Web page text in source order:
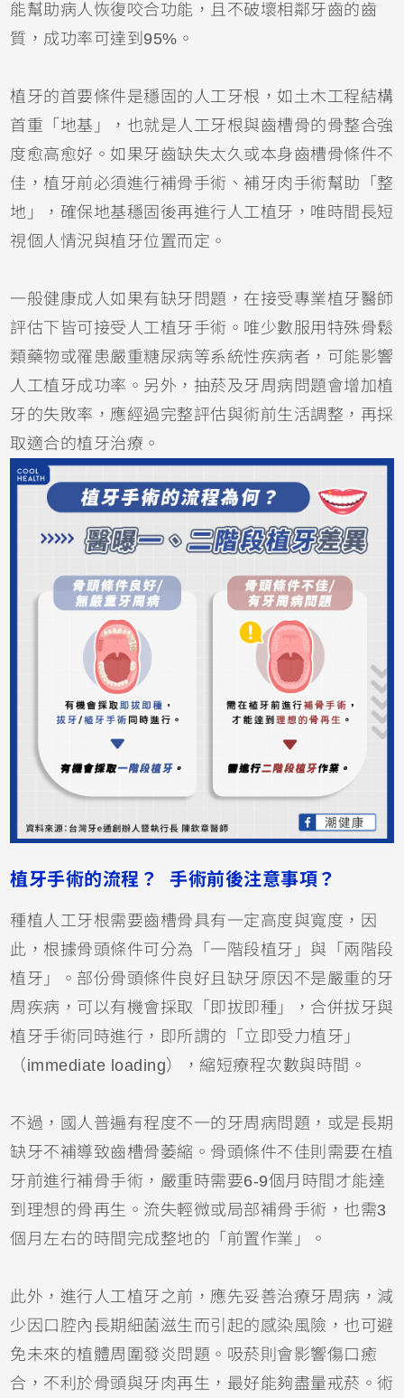
能幫助病人恢復咬合功能，且不破壞相鄰牙齒的齒
質，成功率可達到95%。
植牙的首要條件是穩固的人工牙根，如土木工程結構
首重「地基」，也就是人工牙根與齒槽骨的骨整合強
度愈高愈好。如果牙齒缺失太久或本身齒槽骨條件不
佳，植牙前必須進行補骨手術、補牙肉手術幫助「整
地」，確保地基穩固後再進行人工植牙，唯時間長短
視個人情況與植牙位置而定。
一般健康成人如果有缺牙問題，在接受專業植牙醫師
評估下皆可接受人工植牙手術。唯少數服用特殊骨鬆
類藥物或罹患嚴重糖尿病等系統性疾病者，可能影響
人工植牙成功率。另外，抽菸及牙周病問題會增加植
牙的失敗率，應經過完整評估與術前生活調整，再採
取適合的植牙治療。
植牙手術的流程？ 手術前後注意事項？
種植人工牙根需要齒槽骨具有一定高度與寬度，因
此，根據骨頭條件可分為「一階段植牙」與「兩階段
植牙」。部份骨頭條件良好且缺牙原因不是嚴重的牙
周疾病，可以有機會採取「即拔即種」，合併拔牙與
植牙手術同時進行，即所謂的「立即受力植牙」
（immediate loading），縮短療程次數與時間。
不過，國人普遍有程度不一的牙周病問題，或是長期
缺牙不補導致齒槽骨萎縮。骨頭條件不佳則需要在植
牙前進行補骨手術，嚴重時需要6-9個月時間才能達
到理想的骨再生。流失輕微或局部補骨手術，也需3
個月左右的時間完成整地的「前置作業」。
此外，進行人工植牙之前，應先妥善治療牙周病，減
少因口腔內長期細菌滋生而引起的感染風險，也可避
免未來的植體周圍發炎問題。吸菸則會影響傷口癒
合，不利於骨頭與牙肉再生，最好能夠盡量戒菸。術